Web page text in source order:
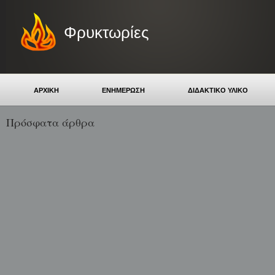
Φρυκτωρίες
ΑΡΧΙΚΗ ΕΝΗΜΕΡΩΣΗ ΔΙΔΑΚΤΙΚΟ ΥΛΙΚΟ
Πρόσφατα άρθρα